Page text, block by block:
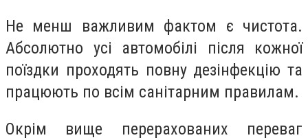
Не менш важливим фактом є чистота.
Абсолютно усі автомобілі після кожної
поїздки проходять повну дезінфекцію та
працюють по всім санітарним правилам.
Окрім вище перерахованих переваг